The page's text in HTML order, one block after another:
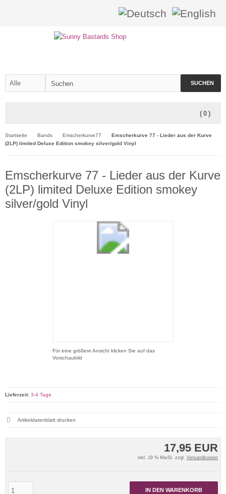
SUCHEN
( 0 )
Startseite Bands Emscherkurve77
Emscherkurve 77 - Lieder aus der Kurve
(2LP) limited Deluxe Edition smokey silver/gold Vinyl
Emscherkurve 77 - Lieder aus der Kurve
(2LP) limited Deluxe Edition smokey
silver/gold Vinyl
Für eine größere Ansicht klicken Sie auf das
Vorschaubild
17,95 EUR
inkl. 19 % MwSt. zzgl. Versandkosten
IN DEN WARENKORB
Lieferzeit: 3-4 Tage
Artikeldatenblatt drucken